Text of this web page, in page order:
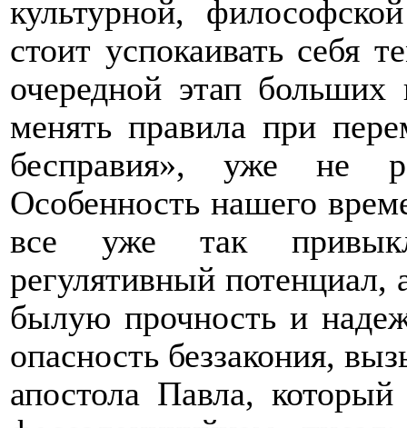
культурной,
стоит успокаивать себя
очередной этап
менять правила при
бесправия», уже не
Особенность нашего
все уже так
регулятивный потенциал,
былую прочность и
опасность беззакония,
апостола Павла,